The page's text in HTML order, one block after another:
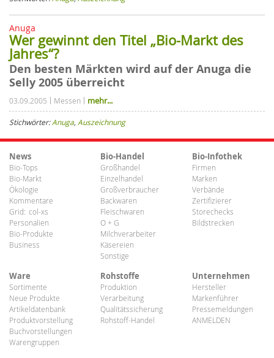
Anuga
Wer gewinnt den Titel „Bio-Markt des
Jahres“?
Den besten Märkten wird auf der Anuga die
Selly 2005 überreicht
03.09.2005 Messen mehr...
Stichwörter:Anuga,Auszeichnung
News
Bio-Tops
Bio-Markt
Ökologie
Kommentare
Grid: col-xs
Personalien
Bio-Produkte
Business
Bio-Handel
Großhandel
Einzelhandel
Großverbraucher
Backwaren
Fleischwaren
O + G
Milchverarbeiter
Käsereien
Sonstige
Bio-Infothek
Firmen
Marken
Verbände
Zertifizierer
Storechecks
Bildstrecken
Ware
Sortimente
Neue Produkte
Artikeldatenbank
Produktvorstellung
Buchvorstellungen
Warengruppen
Rohstoffe
Produktion
Verarbeitung
Qualitätssicherung
Rohstoff-Handel
Unternehmen
Hersteller
Markenführer
Pressemeldungen
ANMELDEN